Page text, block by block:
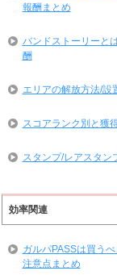
報酬まとめ
バンドストーリーと
酬
エリアの解放方法/設
スコアランク別と獲
スタンプ/レアスタン
効率関連
ガルパPASSは買う
注意点まとめ